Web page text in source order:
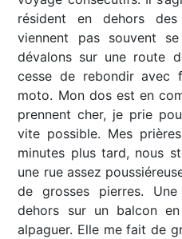
résident en dehors
viennent pas souvent
dévalons sur une route
cesse de rebondir avec
moto. Mon dos est en
prennent cher, je prie
vite possible. Mes
minutes plus tard, nous
une rue assez
de grosses pierres.
dehors sur un balcon
alpaguer. Elle me fait de